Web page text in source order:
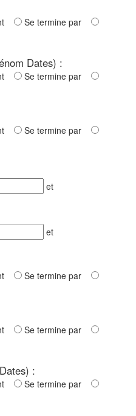
Se termine par
Dates) :
Se termine par
Se termine par
et
et
Se termine par
Se termine par
:
Se termine par